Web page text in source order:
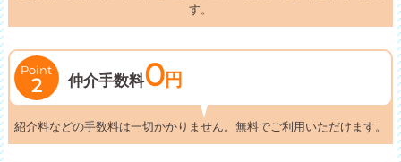
す。
Point
2 仲介手数料0円
紹介料などの手数料は一切かかりません。無料でご利用いただけます。